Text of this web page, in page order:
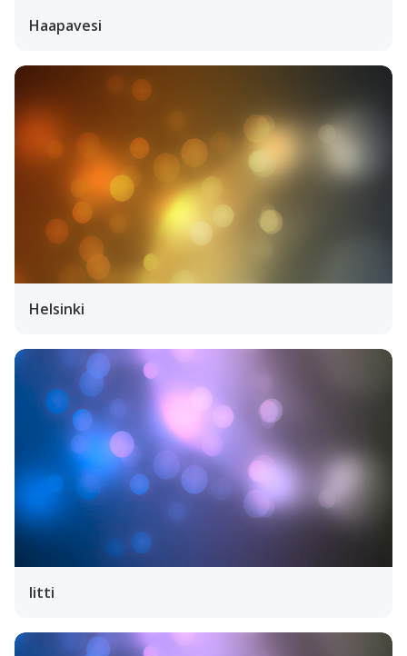
Haapavesi
Helsinki
Iitti